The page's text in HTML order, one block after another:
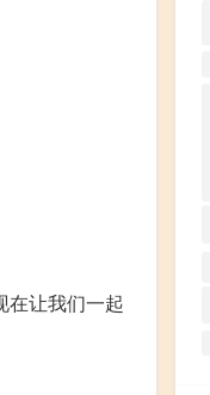
在让我们一起